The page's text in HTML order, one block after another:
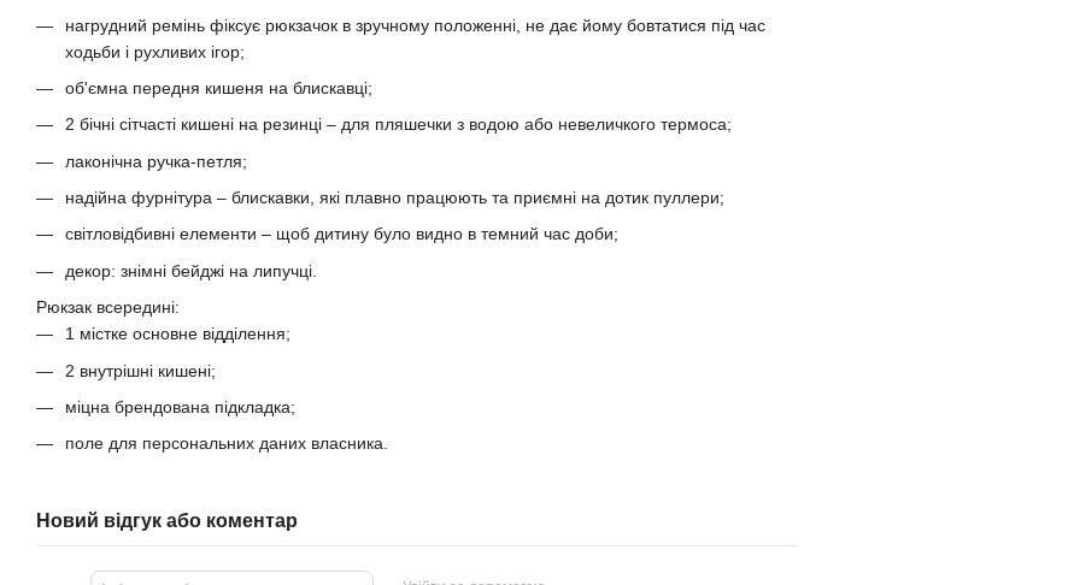
нагрудний ремінь фіксує рюкзачок в зручному положенні, не дає йому бовтатися під час
ходьби і рухливих ігор;
об'ємна передня кишеня на блискавці;
2 бічні сітчасті кишені на резинці – для пляшечки з водою або невеличкого термоса;
лаконічна ручка-петля;
надійна фурнітура – блискавки, які плавно працюють та приємні на дотик пуллери;
світловідбивні елементи – щоб дитину було видно в темний час доби;
декор: знімні бейджі на липучці.
Рюкзак всередині:
1 містке основне відділення;
2 внутрішні кишені;
міцна брендована підкладка;
поле для персональних даних власника.
Новий відгук або коментар